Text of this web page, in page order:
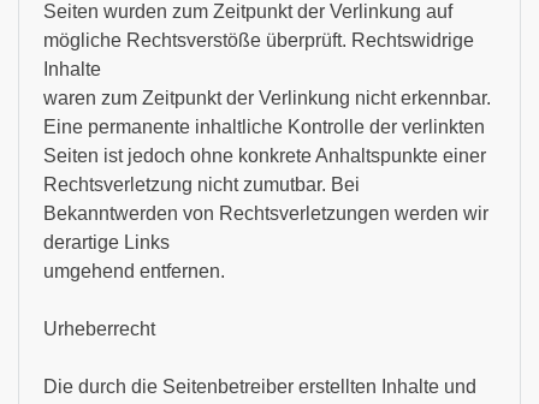
Seiten wurden zum Zeitpunkt der Verlinkung auf
mögliche Rechtsverstöße überprüft. Rechtswidrige
Inhalte
waren zum Zeitpunkt der Verlinkung nicht erkennbar.
Eine permanente inhaltliche Kontrolle der verlinkten
Seiten ist jedoch ohne konkrete Anhaltspunkte einer
Rechtsverletzung nicht zumutbar. Bei
Bekanntwerden von Rechtsverletzungen werden wir
derartige Links
umgehend entfernen.
Urheberrecht
Die durch die Seitenbetreiber erstellten Inhalte und